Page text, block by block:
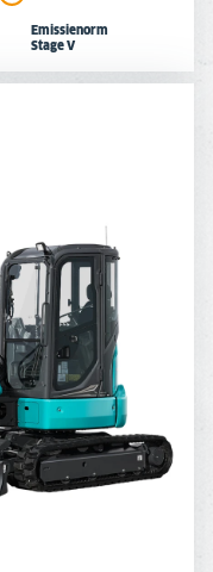
Emissienorm
Stage V